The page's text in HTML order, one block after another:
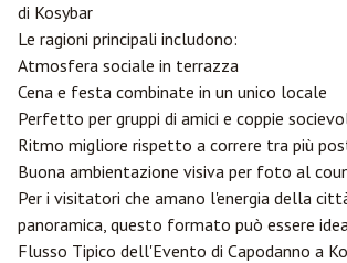
di Kosybar
Le ragioni principali includono:
Atmosfera sociale in terrazza
Cena e festa combinate in un unico locale
Perfetto per gruppi di amici e coppie
Ritmo migliore rispetto a correre tra più
Buona ambientazione visiva per foto al
Per i visitatori che amano l'energia della
panoramica, questo formato può essere
Flusso Tipico dell'Evento di Capodanno a